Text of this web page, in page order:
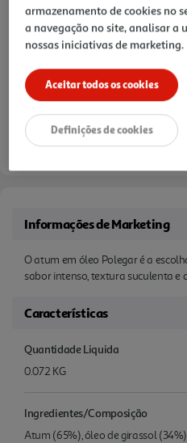
Informações de Marketing
O atum em óleo Polegar é a
sabor intenso, textura suculenta
Características
Quantidade Liquida
0.072 KG
Ingredientes/Composição
Atum (65%), óleo de girassol
armazenamento de cookies no
a navegação no site, analisar a
nossas iniciativas de marketing.
Aceitar todos os cookies
Definições de cookies